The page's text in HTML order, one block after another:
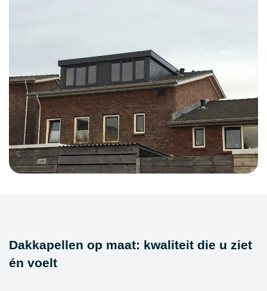
Dakkapellen op maat: kwaliteit die u ziet
én voelt